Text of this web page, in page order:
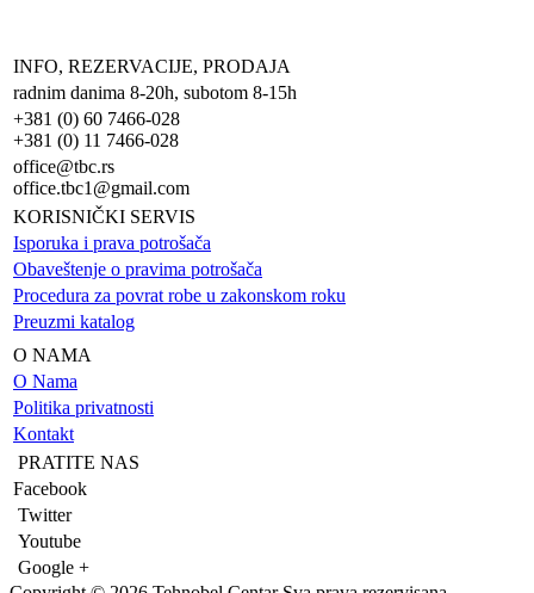
INFO, REZERVACIJE, PRODAJA
radnim danima 8-20h, subotom 8-15h
+381 (0) 60 7466-028
+381 (0) 11 7466-028
office@tbc.rs
office.tbc1@gmail.com
KORISNIČKI SERVIS
Isporuka i prava potrošača
Obaveštenje o pravima potrošača
Procedura za povrat robe u zakonskom roku
Preuzmi katalog
O NAMA
O Nama
Politika privatnosti
Kontakt
PRATITE NAS
Facebook
Twitter
Youtube
Google +